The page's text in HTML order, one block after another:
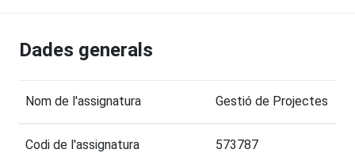
Dades generals
Nom de l'assignatura Gestió de Projectes
Codi de l'assignatura 573787